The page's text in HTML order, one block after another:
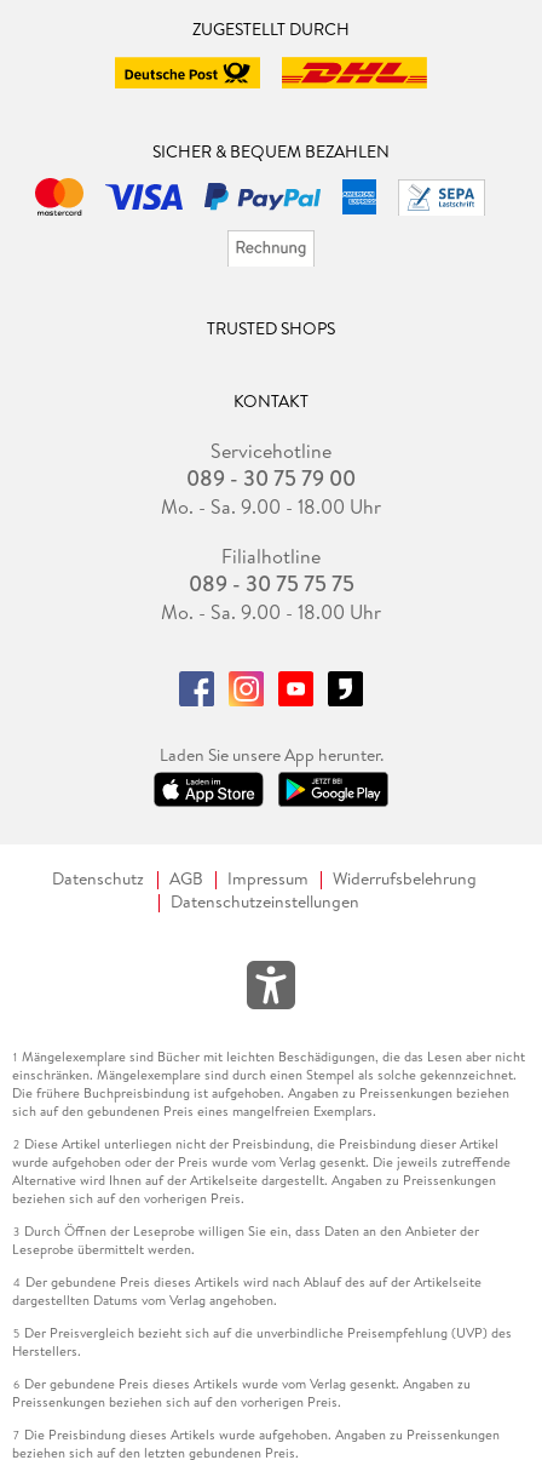
ZUGESTELLT DURCH
SICHER & BEQUEM BEZAHLEN
TRUSTED SHOPS
KONTAKT
Servicehotline
089 - 30 75 79 00
Mo. - Sa. 9.00 - 18.00 Uhr
Filialhotline
089 - 30 75 75 75
Mo. - Sa. 9.00 - 18.00 Uhr
Laden Sie unsere App herunter.
Datenschutz AGB Impressum
Widerrufsbelehrung
Datenschutzeinstellungen
1 Mängelexemplare sind Bücher mit leichten Beschädigungen, die das Lesen aber nicht
einschränken. Mängelexemplare sind durch einen Stempel als solche gekennzeichnet.
Die frühere Buchpreisbindung ist aufgehoben. Angaben zu Preissenkungen beziehen
sich auf den gebundenen Preis eines mangelfreien Exemplars.
2 Diese Artikel unterliegen nicht der Preisbindung, die Preisbindung dieser Artikel
wurde aufgehoben oder der Preis wurde vom Verlag gesenkt. Die jeweils zutreffende
Alternative wird Ihnen auf der Artikelseite dargestellt. Angaben zu Preissenkungen
beziehen sich auf den vorherigen Preis.
3 Durch Öffnen der Leseprobe willigen Sie ein, dass Daten an den Anbieter der
Leseprobe übermittelt werden.
4 Der gebundene Preis dieses Artikels wird nach Ablauf des auf der Artikelseite
dargestellten Datums vom Verlag angehoben.
5 Der Preisvergleich bezieht sich auf die unverbindliche Preisempfehlung (UVP) des
Herstellers.
6 Der gebundene Preis dieses Artikels wurde vom Verlag gesenkt. Angaben zu
Preissenkungen beziehen sich auf den vorherigen Preis.
7 Die Preisbindung dieses Artikels wurde aufgehoben. Angaben zu Preissenkungen
beziehen sich auf den letzten gebundenen Preis.